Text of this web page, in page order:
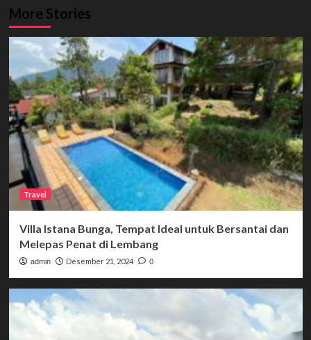
More Stories
Travel
Villa Istana Bunga, Tempat Ideal untuk Bersantai dan
Melepas Penat di Lembang
admin Desember 21, 2024 0